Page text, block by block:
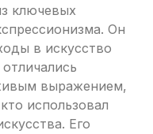
ключевых
Он
в искусство
выражением,
использовал
Его